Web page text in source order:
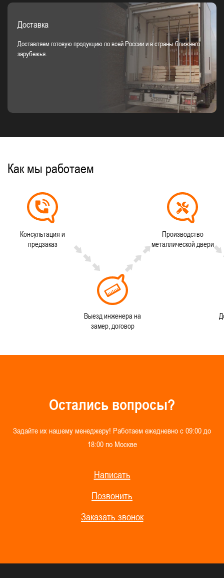
Доставка
Доставляем готовую продукцию по всей России и в страны ближнего
зарубежья.
Как мы работаем
Консультация и
предзаказ
Выезд инженера на
замер, договор
Производство
металлической двери
Остались вопросы?
Задайте их нашему менеджеру! Работаем ежедневно с 09:00 до
18:00 по Москве
Написать
Позвонить
Заказать звонок